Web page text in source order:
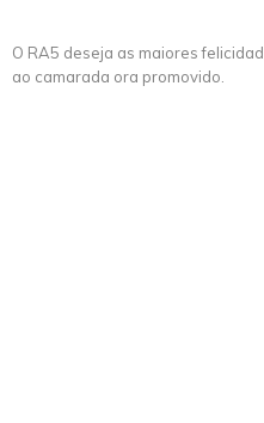
O RA5 deseja as maiores
ao camarada ora promovido.